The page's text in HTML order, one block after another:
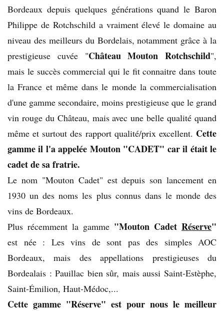
Bordeaux depuis quelques générations quand le Baron
Philippe de Rotchschild a vraiment élevé le domaine au
niveau des meilleurs du Bordelais, notamment grâce à la
prestigieuse cuvée "Château Mouton Rotchschild",
mais le succès commercial qui le fit connaitre dans toute
la France et même dans le monde la commercialisation
d'une gamme secondaire, moins prestigieuse que le grand
vin rouge du Château, mais avec une belle qualité quand
même et surtout des rapport qualité/prix excellent. Cette
gamme il l'a appelée Mouton "CADET" car il était le
cadet de sa fratrie.
Le nom "Mouton Cadet" est depuis son lancement en
1930 un des noms les plus connus dans le monde des
vins de Bordeaux.
Plus récemment la gamme "Mouton Cadet Réserve"
est née : Les vins de sont pas des simples AOC
Bordeaux, mais des appellations prestigieuses du
Bordealais : Pauillac bien sûr, mais aussi Saint-Estèphe,
Saint-Émilion, Haut-Médoc,...
Cette gamme "Réserve" est pour nous le meilleur